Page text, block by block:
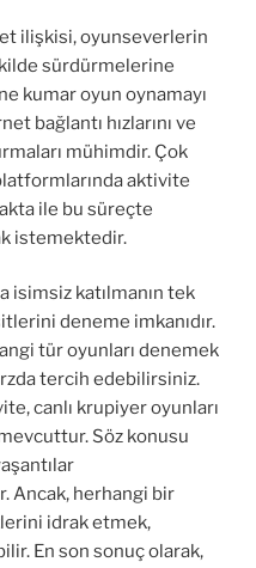
ilişkisi, oyunseverlerin
sürdürmelerine
kumar oyun oynamayı
bağlantı hızlarını ve
mühimdir. Çok
aktivite
ile bu süreçte
istemektedir.
isimsiz katılmanın tek
deneme imkanıdır.
tür oyunları denemek
tercih edebilirsiniz.
canlı krupiyer oyunları
Söz konusu
Ancak, herhangi bir
idrak etmek,
En son sonuç olarak,